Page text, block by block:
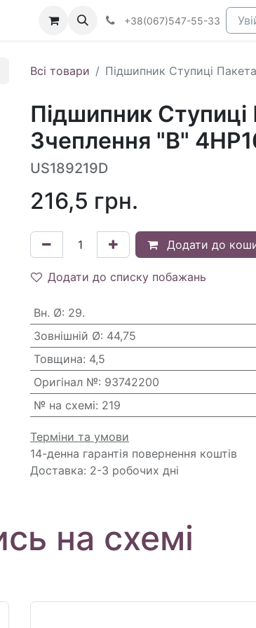
+38(067)547-55-33
Всі товари Підшипник Ступиці
Підшипник Ступиці
Зчеплення "B"
US189219D
216,5 грн.
Додати до
Додати до списку побажань
Вн. Ø: 29.
Зовнішній Ø: 44,75
Товщина: 4,5
Оригінал №: 93742200
№ на схемі: 219
Терміни та умови
14-денна гарантія повернення коштів
Доставка: 2-3 робочих дні
на схемі